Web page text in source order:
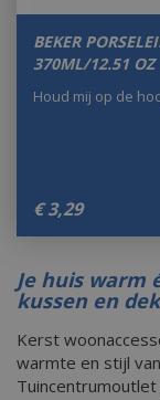
BEKER
370ML/12.51 OZ
€ 3,29
Houd mij op de
Je huis warm
kussen en
Kerst
warmte en stijl